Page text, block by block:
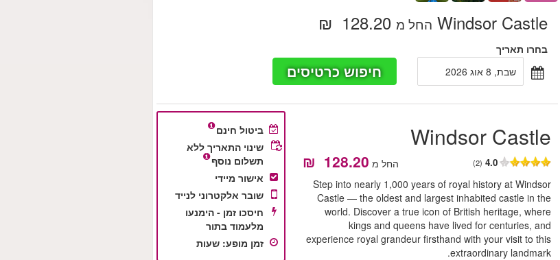
Windsor Castle החל מ ‏128.20 ‏ ₪
בחרו תאריך
שבת, 8 אוג 2026
חיפוש כרטיסים
Windsor Castle
4.0
(2) החל מ
Step into nearly 1,000 years of royal history at Windsor
Castle — the oldest and largest inhabited castle in the
world. Discover a true icon of British heritage, where
kings and queens have lived for centuries, and
experience royal grandeur firsthand with your visit to this
extraordinary landmark.
ביטול חינם
שינוי התאריך ללא
תשלום נוסף
אישור מיידי
שובר אלקטרוני לנייד
חיסכו זמן - הימנעו
מלעמוד בתור
זמן מופע: שעות